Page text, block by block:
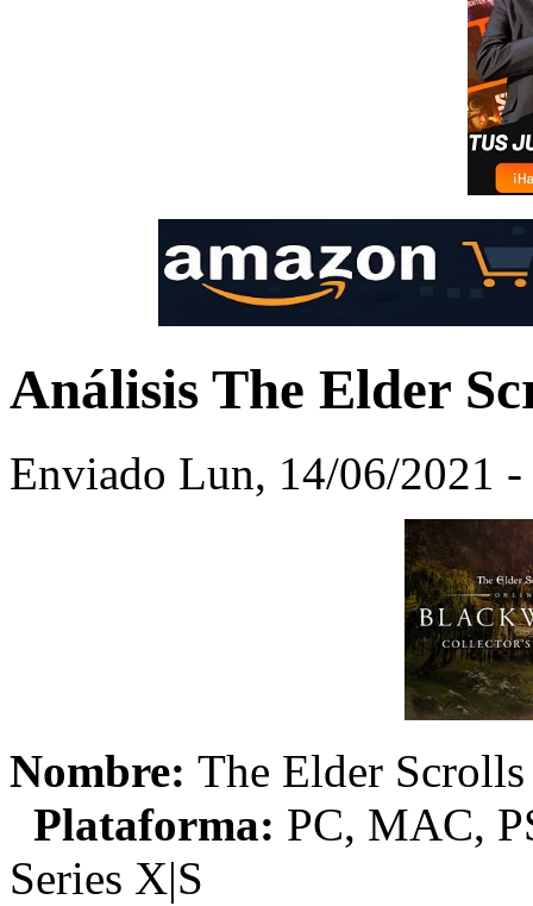
Análisis The Elder
Enviado Lun, 14/06/2021
Nombre: The Elder
Plataforma: PC, MAC,
Series X|S